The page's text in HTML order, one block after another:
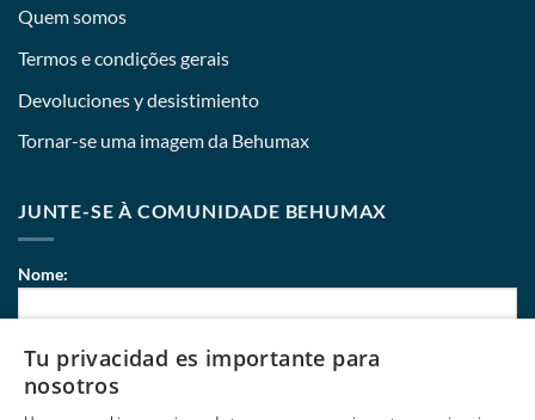
Quem somos
Termos e condições gerais
Devoluciones y desistimiento
Tornar-se uma imagem da Behumax
JUNTE-SE À COMUNIDADE BEHUMAX
Nome:
Correio eletrónico:
Tu privacidad es importante para
nosotros